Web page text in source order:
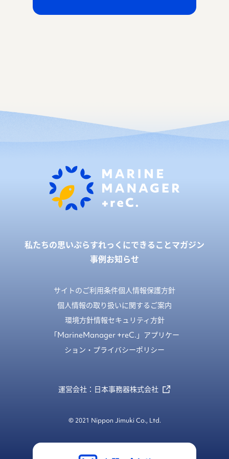
私たちの思いぷらすれっくにできることマガジン
事例お知らせ
サイトのご利用条件個人情報保護方針
個人情報の取り扱いに関するご案内
環境方針情報セキュリティ方針
「MarineManager +reC.」アプリケー
ション・プライバシーポリシー
運営会社：日本事務器株式会社
© 2021 Nippon Jimuki Co., Ltd.